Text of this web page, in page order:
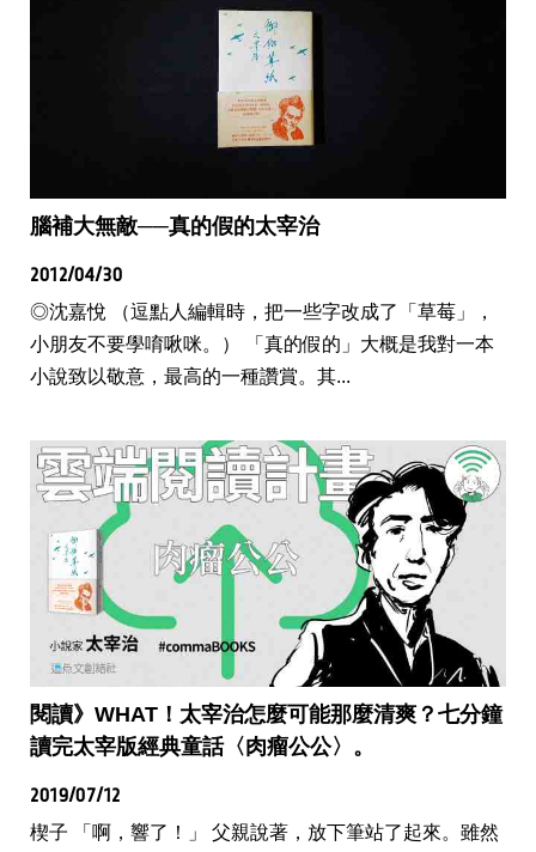
腦補大無敵──真的假的太宰治
2012/04/30
◎沈嘉悅 （逗點人編輯時，把一些字改成了「草莓」，
小朋友不要學唷啾咪。） 「真的假的」大概是我對一本
小說致以敬意，最高的一種讚賞。其...
閱讀》WHAT！太宰治怎麼可能那麼清爽？七分鐘
讀完太宰版經典童話〈肉瘤公公〉。
2019/07/12
楔子 「啊，響了！」 父親說著，放下筆站了起來。雖然